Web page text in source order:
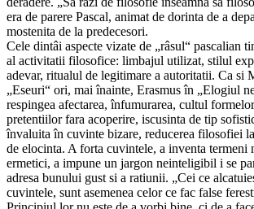
era de parere Pascal, animat de dorinta de a
mostenita de la predecesori.
Cele dintâi aspecte vizate de „râsul“ pascalian
al activitatii filosofice: limbajul utilizat, stilul
adevar, ritualul de legitimare a autoritatii. Ca si
„Eseuri“ ori, mai înainte, Erasmus în „Elogiul
respingea afectarea, înfumurarea, cultul
pretentiilor fara acoperire, iscusinta de tip
învaluita în cuvinte bizare, reducerea filosofiei
de elocinta. A forta cuvintele, a inventa termeni
ermetici, a impune un jargon neinteligibil i se
adresa bunului gust si a ratiunii. „Cei ce
cuvintele, sunt asemenea celor ce fac false